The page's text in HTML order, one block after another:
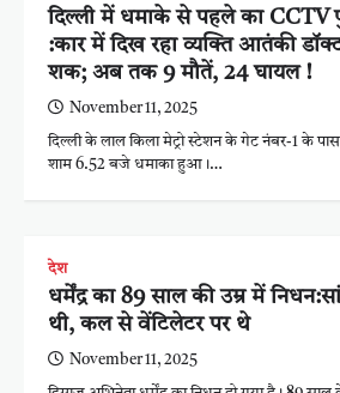
दिल्ली में धमाके से पहले का
:कार में दिख रहा व्यक्ति आतंकी
शक; अब तक 9 मौतें, 24 घायल !
November 11, 2025
दिल्ली के लाल किला मेट्रो स्टेशन के गेट नंबर-1 के
शाम 6.52 बजे धमाका हुआ।…
देश
धर्मेंद्र का 89 साल की उम्र में
थी, कल से वेंटिलेटर पर थे
November 11, 2025